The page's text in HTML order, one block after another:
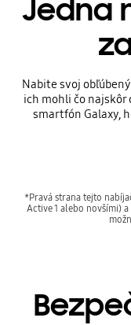
Jedna
Nabite svoj
ich mohli čo najskôr
smartfón Galaxy,
*Pravá strana tejto
Active 1 alebo novšími)